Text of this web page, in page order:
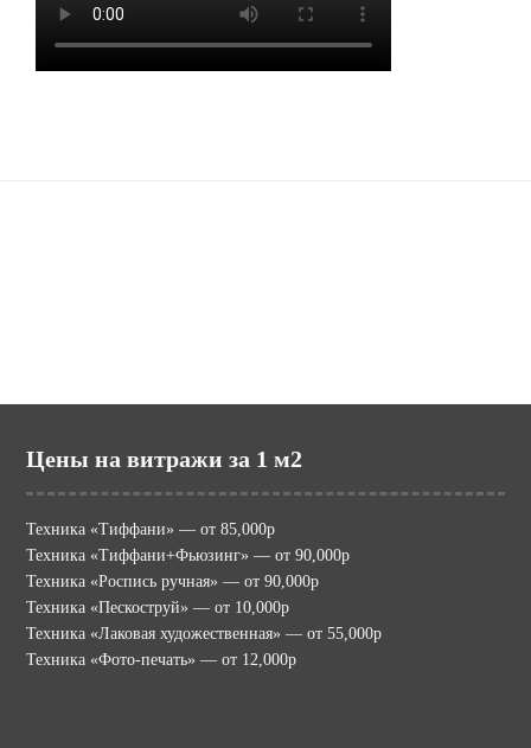
Цены на витражи за 1 м2
Техника «Тиффани» — от 85,000р
Техника «Тиффани+Фьюзинг» — от 90,000р
Техника «Роспись ручная» — от 90,000р
Техника «Пескоструй» — от 10,000р
Техника «Лаковая художественная» — от 55,000р
Техника «Фото-печать» — от 12,000р